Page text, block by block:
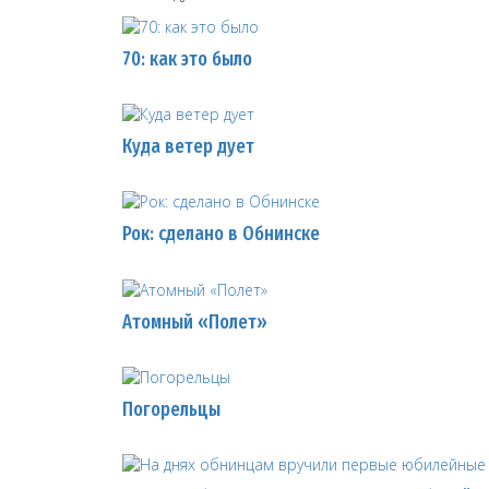
70: как это было
Куда ветер дует
Рок: сделано в Обнинске
Атомный «Полет»
Погорельцы